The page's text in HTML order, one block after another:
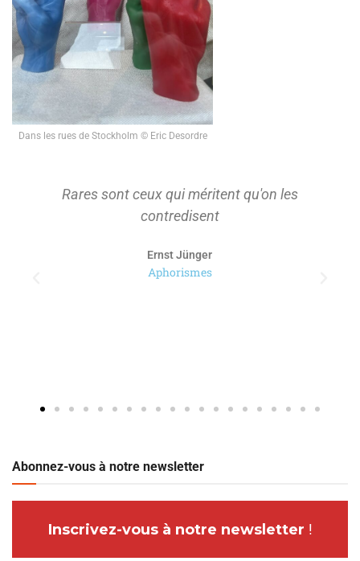
Dans les rues de Stockholm © Eric Desordre
On ne s'approprie que ce qu'on a d'abord
tenu à distance pour le considérer.
Paul Ricoeur
Abonnez-vous à notre newsletter
Inscrivez-vous à notre newsletter !